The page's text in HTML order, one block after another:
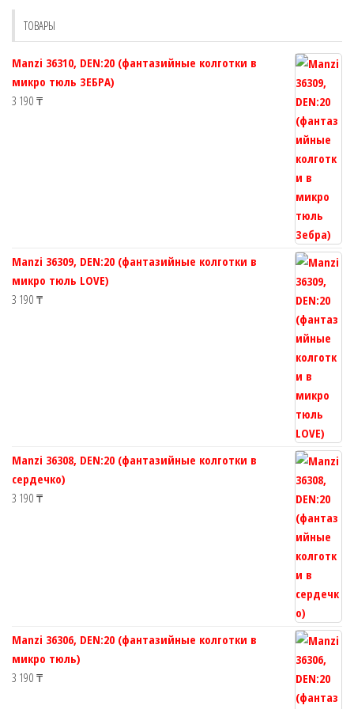
странице
товара.
ТОВАРЫ
Manzi 36310, DEN:20 (фантазийные колготки в
микро тюль ЗЕБРА)
3 190 ₸
Manzi 36309, DEN:20 (фантазийные колготки в
микро тюль LOVE)
3 190 ₸
Manzi 36308, DEN:20 (фантазийные колготки в
сердечко)
3 190 ₸
Manzi 36306, DEN:20 (фантазийные колготки в
микро тюль)
3 190 ₸